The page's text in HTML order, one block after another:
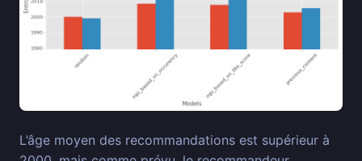
L’âge moyen des recommandations est supérieur à